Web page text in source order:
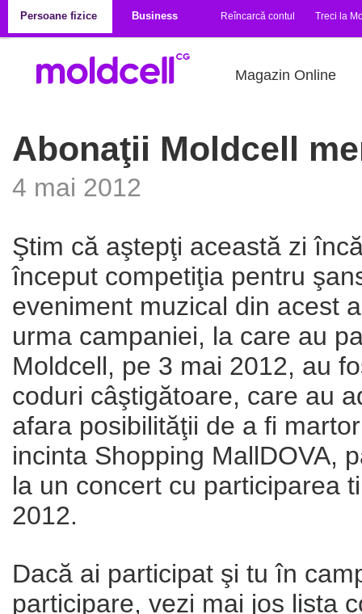
Persoane fizice
Business Reîncarcă contul Treci la
Magazin Online
Abonaţii Moldcell
4 mai 2012
Ştim că aştepţi această zi
început competiţia pentru
eveniment muzical din acest
urma campaniei, la care au
Moldcell, pe 3 mai 2012, au
coduri câştigătoare, care au
afara posibilităţii de a fi
incinta Shopping MallDOVA,
la un concert cu participarea
2012.
Dacă ai participat şi tu în
participare, vezi mai jos lista